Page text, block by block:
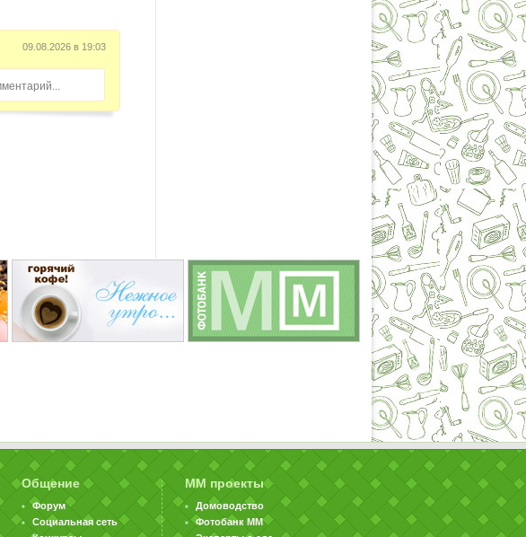
09.08.2026 в 19:03
Общение
Форум
Социальная сеть
ММ проекты
Домоводство
Фотобанк ММ